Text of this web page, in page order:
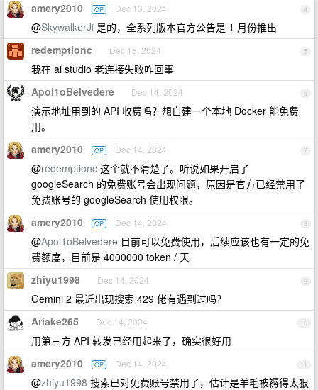
4
amery2010 OP Dec 13, 2024
@SkywalkerJi 是的，全系列版本官方公告是 1 月份推出
5
redemptionc Dec 13, 2024
我在 ai studio 老连接失败咋回事
6
Apol1oBelvedere Dec 14, 2024
演示地址用到的 API 收费吗？想自建一个本地 Docker 能免费
用。
7
amery2010 OP Dec 14, 2024
@redemptionc 这个就不清楚了。听说如果开启了
googleSearch 的免费账号会出现问题，原因是官方已经禁用了
免费账号的 googleSearch 使用权限。
8
amery2010 OP Dec 14, 2024
@Apol1oBelvedere 目前可以免费使用，后续应该也有一定的免
费额度，目前是 4000000 token / 天
9
zhiyu1998 Dec 14, 2024
Gemini 2 最近出现搜索 429 佬有遇到过吗？
10
Ariake265 Dec 14, 2024
用第三方 API 转发已经用起来了，确实很好用
11
amery2010 OP Dec 14, 2024
@zhiyu1998 搜索已对免费账号禁用了，估计是羊毛被褥得太狠